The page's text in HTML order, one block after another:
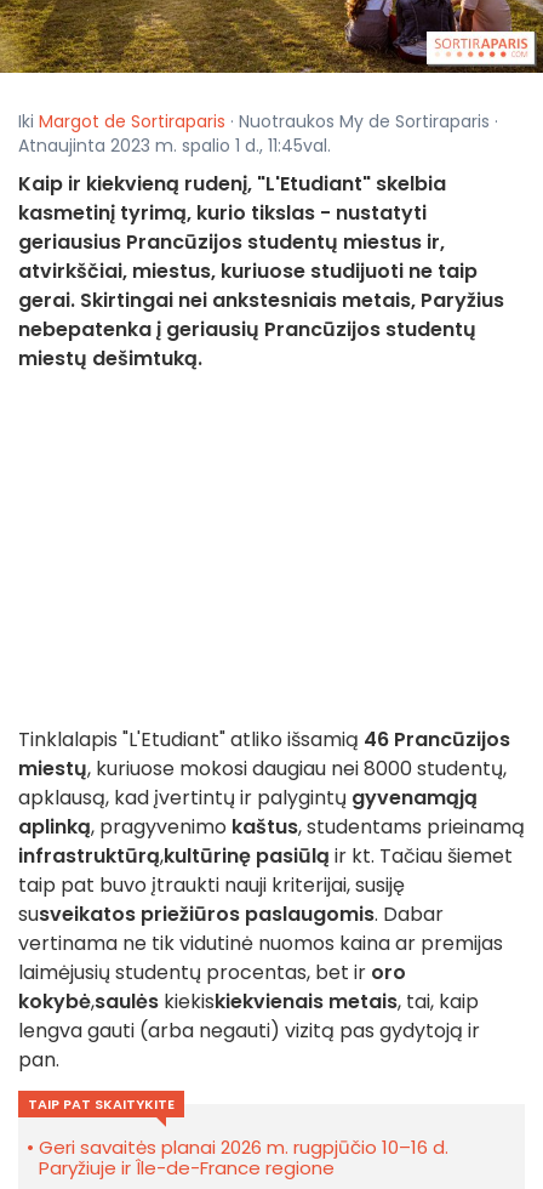
Iki Margot de Sortiraparis · Nuotraukos My de Sortiraparis ·
Atnaujinta 2023 m. spalio 1 d., 11:45val.
Kaip ir kiekvieną rudenį, "L'Etudiant" skelbia
kasmetinį tyrimą, kurio tikslas - nustatyti
geriausius Prancūzijos studentų miestus ir,
atvirkščiai, miestus, kuriuose studijuoti ne taip
gerai. Skirtingai nei ankstesniais metais, Paryžius
nebepatenka į geriausių Prancūzijos studentų
miestų dešimtuką.
Tinklalapis "L'Etudiant" atliko išsamią 46 Prancūzijos
miestų, kuriuose mokosi daugiau nei 8000 studentų,
apklausą, kad įvertintų ir palygintų gyvenamąją
aplinką, pragyvenimo kaštus, studentams prieinamą
infrastruktūrą,kultūrinę pasiūlą ir kt. Tačiau šiemet
taip pat buvo įtraukti nauji kriterijai, susiję
susveikatos priežiūros paslaugomis. Dabar
vertinama ne tik vidutinė nuomos kaina ar premijas
laimėjusių studentų procentas, bet ir oro
kokybė,saulės kiekiskiekvienais metais, tai, kaip
lengva gauti (arba negauti) vizitą pas gydytoją ir
pan.
TAIP PAT SKAITYKITE
Geri savaitės planai 2026 m. rugpjūčio 10–16 d.
Paryžiuje ir Île-de-France regione